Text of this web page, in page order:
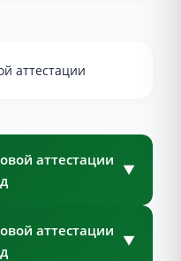
аттестации
аттестации
▼
аттестации
▼